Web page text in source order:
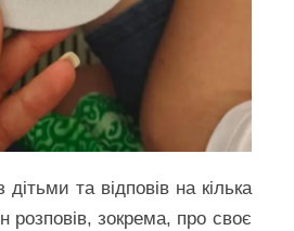
та відповів на кілька
розповів, зокрема, про своє